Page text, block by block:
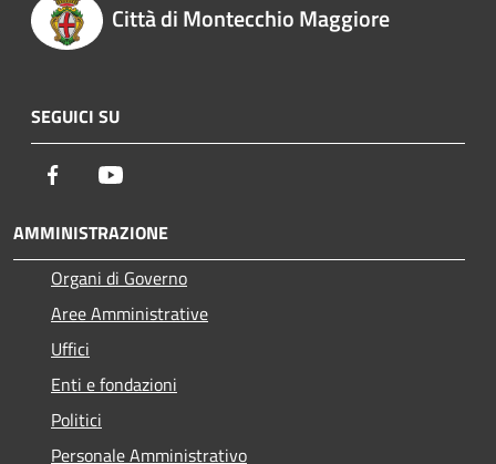
Città di Montecchio Maggiore
SEGUICI SU
Facebook
AMMINISTRAZIONE
Organi di Governo
Aree Amministrative
Uffici
Enti e fondazioni
Politici
Personale Amministrativo